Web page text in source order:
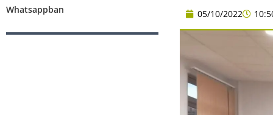
Whatsappban
05/10/2022